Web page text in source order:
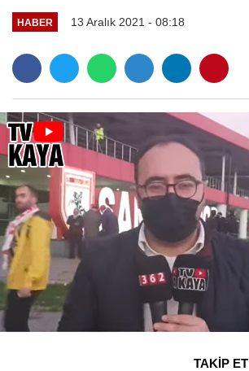
HABER 13 Aralık 2021 - 08:18
TAKİP ET